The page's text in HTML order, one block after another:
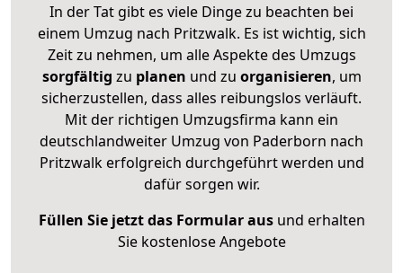
In der Tat gibt es viele Dinge zu beachten bei
einem Umzug nach Pritzwalk. Es ist wichtig, sich
Zeit zu nehmen, um alle Aspekte des Umzugs
sorgfältig zu planen und zu organisieren, um
sicherzustellen, dass alles reibungslos verläuft.
Mit der richtigen Umzugsfirma kann ein
deutschlandweiter Umzug von Paderborn nach
Pritzwalk erfolgreich durchgeführt werden und
dafür sorgen wir.
Füllen Sie jetzt das Formular ausund erhalten
Sie kostenlose Angebote